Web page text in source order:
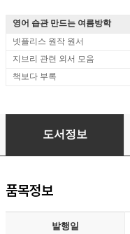
영어 습관 만드는 여름방학
넷플리스 원작 원서
지브리 관련 외서 모음
책보다 부록
An Outline of English
도서정보
품목정보
발행일